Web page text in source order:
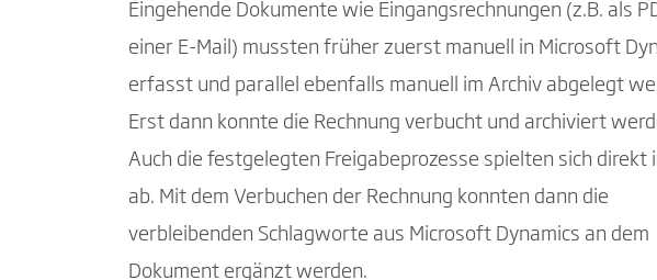
Eingehende Dokumente wie Eingangsrechnungen (z.B. als
einer E-Mail) mussten früher zuerst manuell in Microsoft
erfasst und parallel ebenfalls manuell im Archiv abgelegt
Erst dann konnte die Rechnung verbucht und archiviert
Auch die festgelegten Freigabeprozesse spielten sich direkt
ab. Mit dem Verbuchen der Rechnung konnten dann die
verbleibenden Schlagworte aus Microsoft Dynamics an dem
Dokument ergänzt werden.